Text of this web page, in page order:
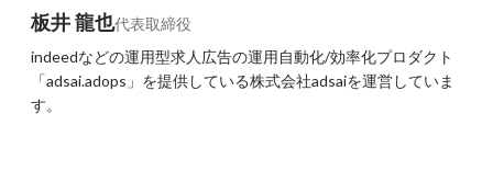
板井 龍也代表取締役
indeedなどの運用型求人広告の運用自動化/効率化プロダクト
「adsai.adops」を提供している株式会社adsaiを運営していま
す。